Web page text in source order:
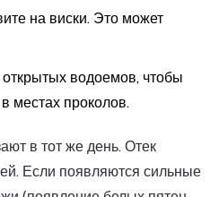
на виски. Это может
водоемов, чтобы
местах проколов.
в тот же день. Отек
Если появляются сильные